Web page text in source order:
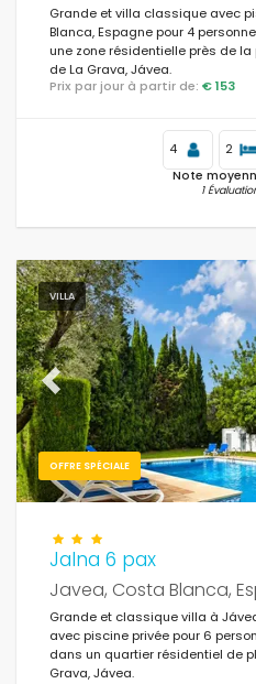
Grande et villa classique avec
Blanca, Espagne pour 4
une zone résidentielle près de
de La Grava, Jávea.
Prix par jour à partir de: € 153
4 2
Note
1
VILLA
OFFRE SPÉCIALE
Previous
Jalna 6 pax
Javea, Costa Blanca,
Grande et classique villa à
avec piscine privée pour 6
dans un quartier résidentiel de
Grava, Jávea.